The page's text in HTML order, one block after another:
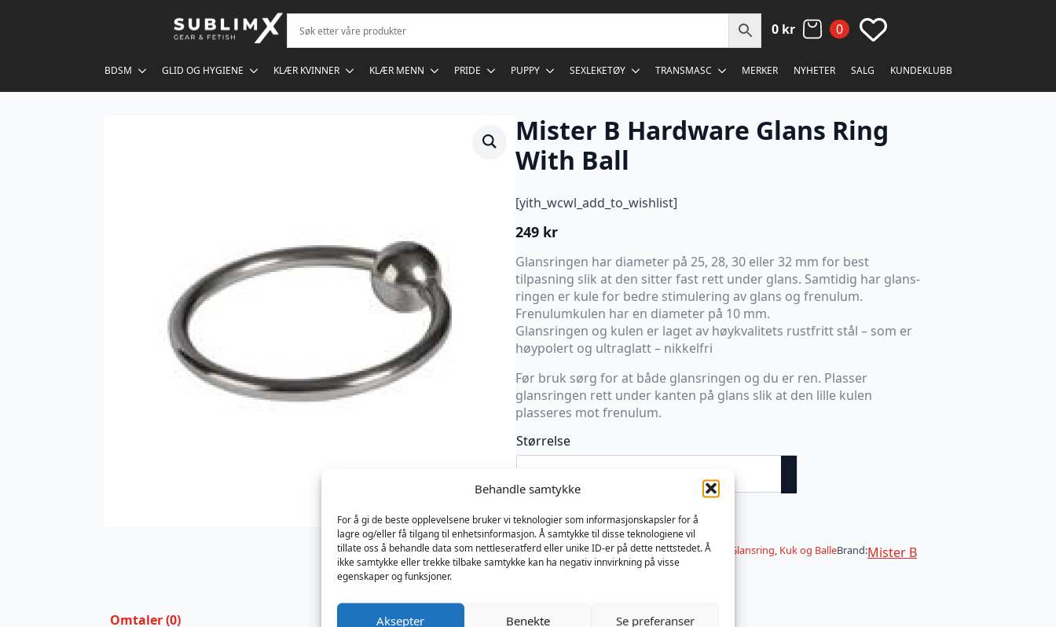
Behandle samtykke
For å gi de beste opplevelsene bruker vi teknologier som informasjonskapsler for å
lagre og/eller få tilgang til enhetsinformasjon. Å samtykke til disse teknologiene vil
tillate oss å behandle data som nettleseratferd eller unike ID-er på dette nettstedet. Å
ikke samtykke eller trekke tilbake samtykke kan ha negativ innvirkning på visse
egenskaper og funksjoner.
Aksepter Benekte Se preferanser
0 kr 0
BDSM GLID OG HYGIENE KLÆR KVINNER KLÆR MENN PRIDE PUPPY SEXLEKETØY TRANSMASC MERKER NYHETER SALG KUNDEKLUBB
Mister B Hardware Glans Ring
With Ball
[yith_wcwl_add_to_wishlist]
249 kr
Glansringen har diameter på 25, 28, 30 eller 32 mm for best
tilpasning slik at den sitter fast rett under glans. Samtidig har glans-
ringen er kule for bedre stimulering av glans og frenulum.
Frenulumkulen har en diameter på 10 mm.
Glansringen og kulen er laget av høykvalitets rustfritt stål – som er
høypolert og ultraglatt – nikkelfri
Før bruk sørg for at både glansringen og du er ren. Plasser
glansringen rett under kanten på glans slik at den lille kulen
plasseres mot frenulum.
Størrelse
Mister
Hardware
Glans
Ring
With
Legg I Handlekurv
Produktnummer:MB56575Kategorier:BDSM Glansring, Kuk og BalleBrand:Mister B
Omtaler (0)